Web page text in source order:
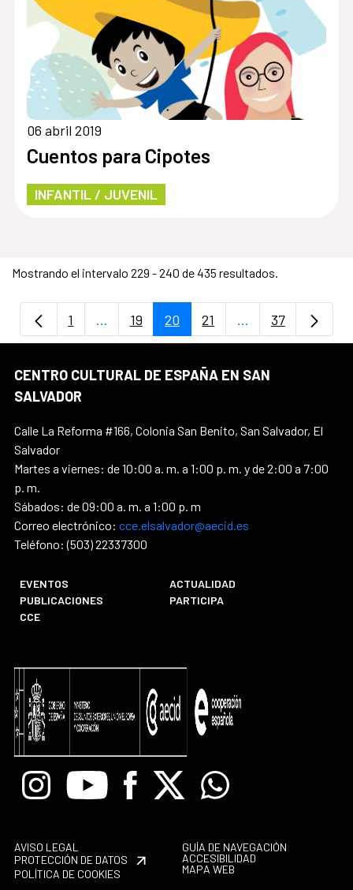
06 abril 2019
Cuentos para Cipotes
INFANTIL / JUVENIL
Mostrando el intervalo 229 - 240 de 435 resultados.
Página
1 ...Páginas intermedias Use TAB para
Página
19 Página
20 Página
21 ...PáginasPágina
37
CENTRO CULTURAL DE ESPAÑA EN SAN
SALVADOR
Calle La Reforma #166, Colonia San Benito, San Salvador, El
Salvador
Martes a viernes: de 10:00 a. m. a 1:00 p. m. y de 2:00 a 7:00
p. m.
Sábados: de 09:00 a. m. a 1:00 p. m
Correo electrónico: cce.elsalvador@aecid.es
Teléfono: (503) 22337300
EVENTOS
ACTUALIDAD
PUBLICACIONES
PARTICIPA
CCE
InstagramYoutube Facebook
X Whatsapp
AVISO LEGAL
PROTECCIÓN DE DATOS
POLÍTICA DE COOKIES
GUÍA DE NAVEGACIÓN
ACCESIBILIDAD
MAPA WEB